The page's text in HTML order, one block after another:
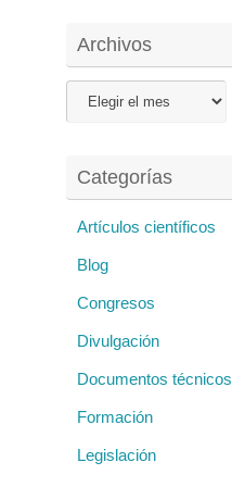
Archivos
Archivos
Categorías
Artículos científicos
Blog
Congresos
Divulgación
Documentos técnicos
Formación
Legislación